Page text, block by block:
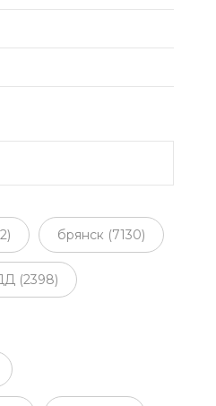
брянск (7130)
(2398)